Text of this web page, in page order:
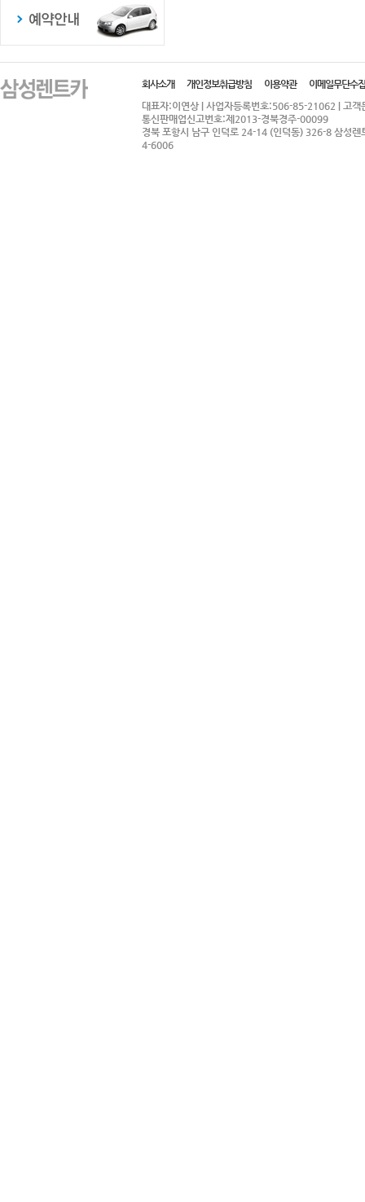
회사소개 개인정보취급방침 이용약관
이메일무단수
대표자:이연상 | 사업자등록번호:506-85-21062 | 고
통신판매업신고번호:제2013-경북경주-00099
경북 포항시 남구 인덕로 24-14 (인덕동) 326-8 삼성
4-6006